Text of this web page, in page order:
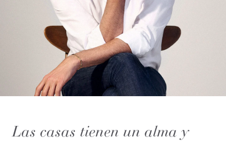
Las casas tienen un alma y